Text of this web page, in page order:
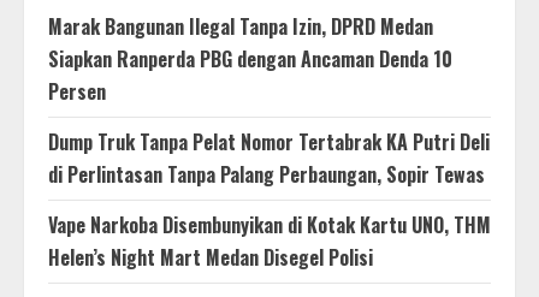
Marak Bangunan Ilegal Tanpa Izin, DPRD Medan
Siapkan Ranperda PBG dengan Ancaman Denda 10
Persen
Dump Truk Tanpa Pelat Nomor Tertabrak KA Putri Deli
di Perlintasan Tanpa Palang Perbaungan, Sopir Tewas
Vape Narkoba Disembunyikan di Kotak Kartu UNO, THM
Helen’s Night Mart Medan Disegel Polisi